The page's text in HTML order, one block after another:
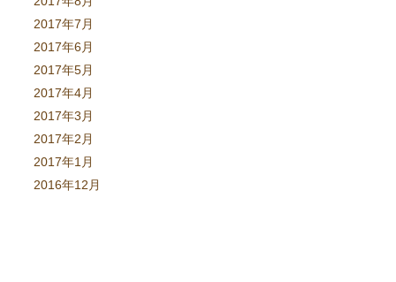
2017年7月
2017年6月
2017年5月
2017年4月
2017年3月
2017年2月
2017年1月
2016年12月